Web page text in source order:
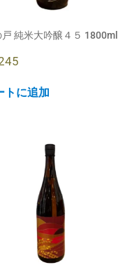
戸 純米大吟醸４５ 1800ml
トに追加